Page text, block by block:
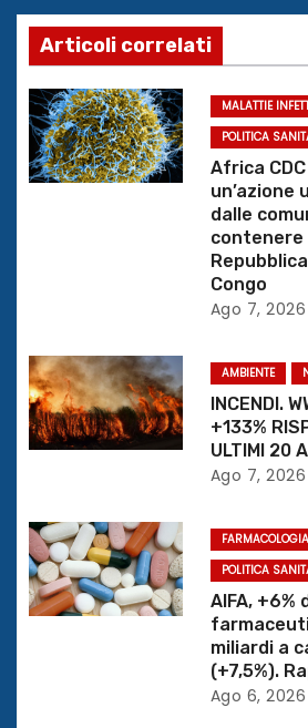
g
a
z
i
a
r
t
c
o
l
Articoli correlati
MALATTIE
POLITICA
Africa
un’azione
dalle
contenere
Congo
Ago 7, 2026
AMBIENTE
INCENDI.
+133%
ULTIMI 20
Ago 7, 2026
FARMACOLOGIA
POLITICA
AIFA, +6%
miliardi a
(+7,5%).
Ago 6, 2026